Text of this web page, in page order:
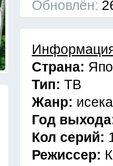
Обновлён:
Страна:
Тип: ТВ
Жанр:
Год
Кол серий:
Режиссер: